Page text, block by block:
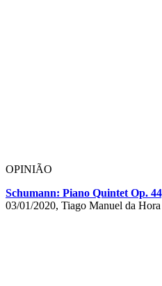
OPINIÃO
Schumann: Piano Quintet Op.
03/01/2020, Tiago Manuel da Hora